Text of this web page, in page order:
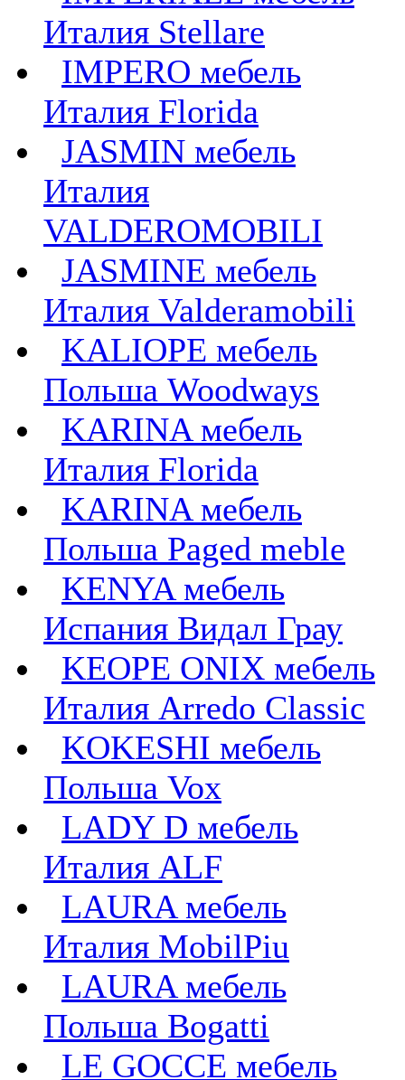
Италия Stellare
IMPERO мебель
Италия Florida
JASMIN мебель
Италия
VALDEROMOBILI
JASMINE мебель
Италия Valderamobili
KALIOPE мебель
Польша Woodways
KARINA мебель
Италия Florida
KARINA мебель
Польша Paged meble
KENYA мебель
Испания Видал Грау
KEOPE ONIX мебель
Италия Arredo Classic
KOKESHI мебель
Польша Vox
LADY D мебель
Италия ALF
LAURA мебель
Италия MobilPiu
LAURA мебель
Польша Bogatti
LE GOCCE мебель